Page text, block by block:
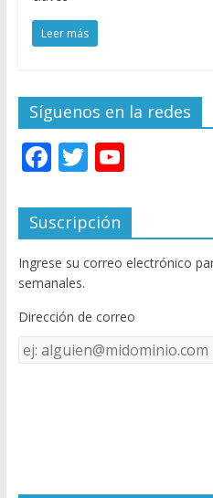
Leer más
Síguenos en la redes
F
e
b
o
o
k
T
itt
er
Y
u
T
u
e
C
Suscripción
Ingrese su correo electrónico
semanales.
Dirección de correo
Dirección
de